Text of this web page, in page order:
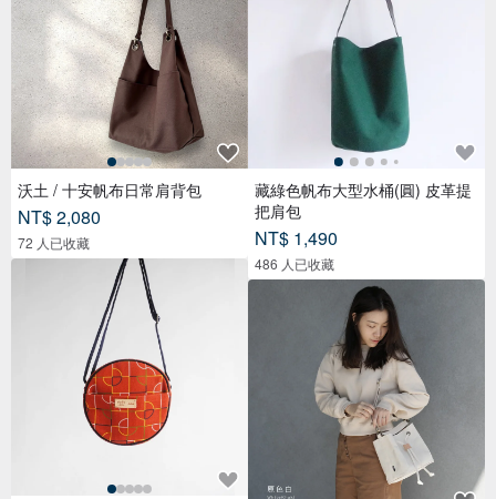
沃土 / 十安帆布日常肩背包
NT$ 2,080
72 人已收藏
藏綠色帆布大型水桶(圓) 皮革提
把肩包
NT$ 1,490
486 人已收藏